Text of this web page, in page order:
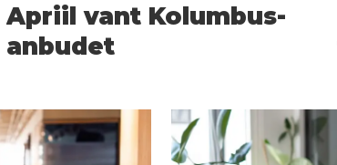
Apriil vant Kolumbus-
anbudet